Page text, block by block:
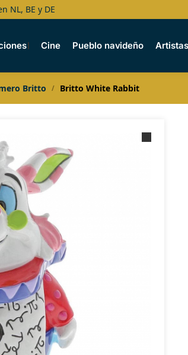
NL, BE y DE
Cine Pueblo navideño Artistas
Britto / Britto White Rabbit